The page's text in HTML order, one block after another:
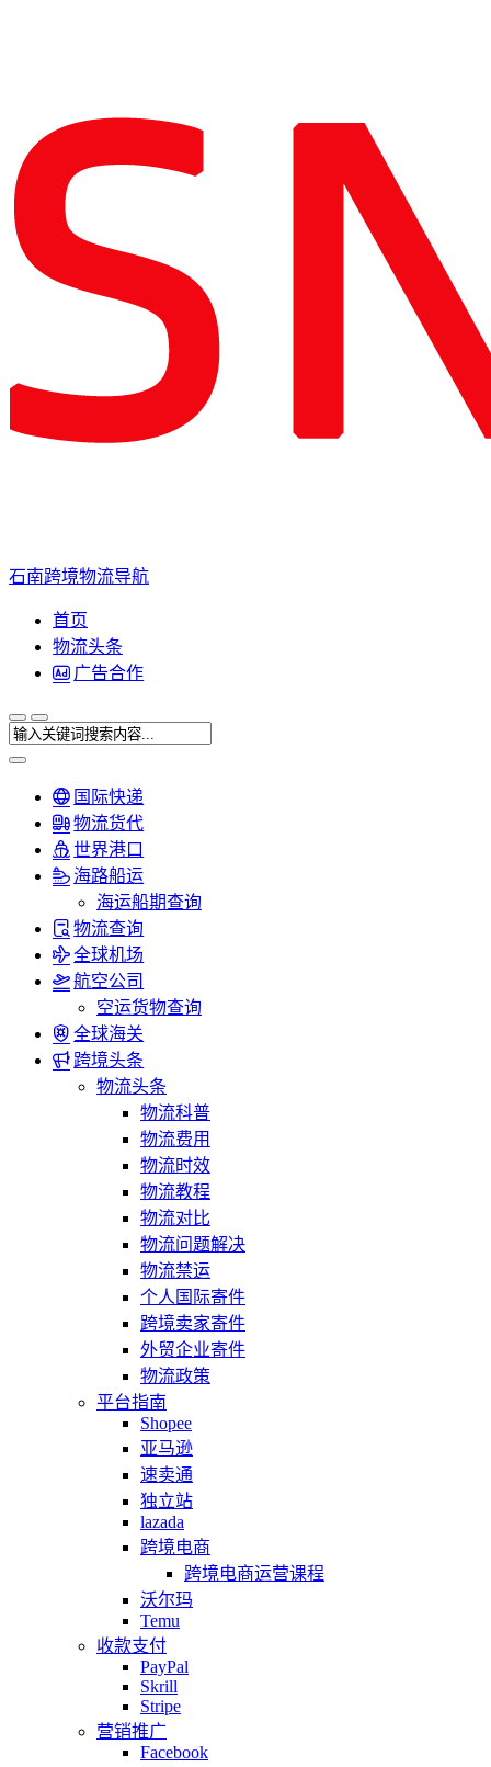
石南跨境物流导航
首页
物流头条
广告合作
国际快递
物流货代
世界港口
海路船运
海运船期查询
物流查询
全球机场
航空公司
空运货物查询
全球海关
跨境头条
物流头条
物流科普
物流费用
物流时效
物流教程
物流对比
物流问题解决
物流禁运
个人国际寄件
跨境卖家寄件
外贸企业寄件
物流政策
平台指南
Shopee
亚马逊
速卖通
独立站
lazada
跨境电商
跨境电商运营课程
沃尔玛
Temu
收款支付
PayPal
Skrill
Stripe
营销推广
Facebook